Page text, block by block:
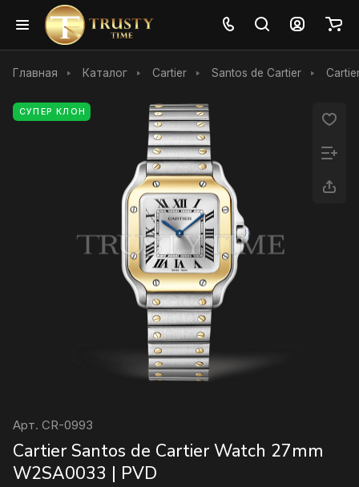
Главная Каталог Cartier Santos de Cartier
СУПЕР КЛОН
Арт. CR-0993
Cartier Santos de Cartier Watch 27mm
W2SA0033 | PVD